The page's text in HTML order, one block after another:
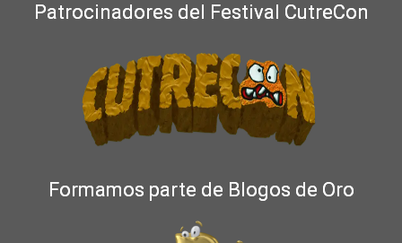
Patrocinadores del Festival CutreCon
Formamos parte de Blogos de Oro